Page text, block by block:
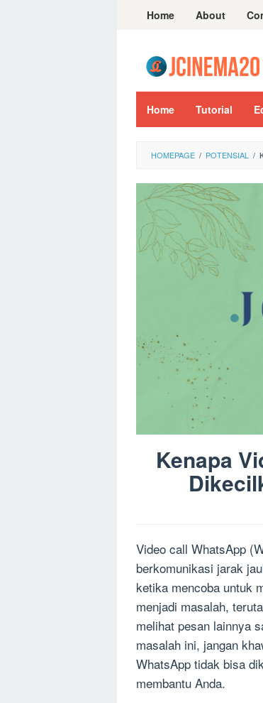
Home About
Home Tutorial
HOMEPAGE / POTENSIAL /
Kenapa
Video call WhatsApp
berkomunikasi jarak
ketika mencoba untuk
menjadi masalah,
melihat pesan lainnya
masalah ini, jangan
WhatsApp tidak bisa
membantu Anda.